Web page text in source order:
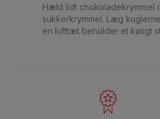
Hæld lidt chokoladekrymmel
sukkerkrymmel. Læg
en lufttæt beholder et køligt